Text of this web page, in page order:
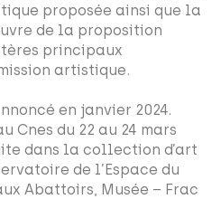
proposée ainsi que la
de la proposition
principaux
artistique.
en janvier 2024.
Cnes du 22 au 24 mars
dans la collection d’art
de l’Espace du
Abattoirs, Musée – Frac